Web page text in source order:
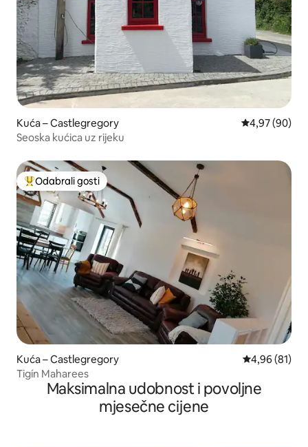
Kuća – Castlegregory Prosječna
4,97 (90)
Seoska kućica uz rijeku
Među najviše rangiranima s oznakom „Odabrali gosti”
Odabrali gosti
Kuća – Castlegregory Prosječna
4,96 (81)
Tigín Maharees
Maksimalna udobnost i povoljne
mjesečne cijene